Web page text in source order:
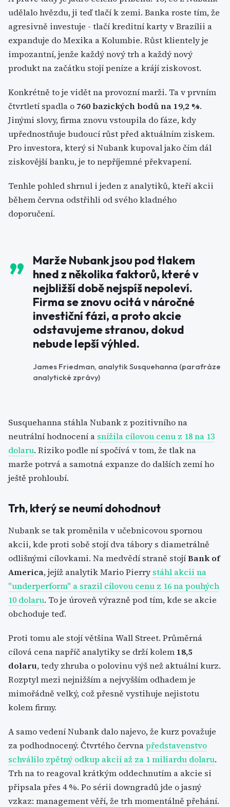
udělalo hvězdu, ji teď tlačí k zemi. Banka roste tím, že
agresivně investuje - tlačí kreditní karty v Brazílii a
expanduje do Mexika a Kolumbie. Růst klientely je
impozantní, jenže každý nový trh a každý nový
produkt na začátku stojí peníze a krájí ziskovost.
Konkrétně to je vidět na provozní marži. Ta v prvním
čtvrtletí spadla o 760 bazických bodů na 19,2 %.
Jinými slovy, firma znovu vstoupila do fáze, kdy
upřednostňuje budoucí růst před aktuálním ziskem.
Pro investora, který si Nubank kupoval jako čím dál
ziskovější banku, je to nepříjemné překvapení.
Tenhle pohled shrnul i jeden z analytiků, kteří akcii
během června odstřihli od svého kladného
doporučení.
Marže Nubank jsou pod tlakem
hned z několika faktorů, které v
nejbližší době nejspíš nepoleví.
Firma se znovu ocitá v náročné
investiční fázi, a proto akcie
odstavujeme stranou, dokud
nebude lepší výhled.
James Friedman, analytik Susquehanna (parafráze
analytické zprávy)
Susquehanna stáhla Nubank z pozitivního na
neutrální hodnocení a snížila cílovou cenu z 18 na 13
dolaru. Riziko podle ní spočívá v tom, že tlak na
marže potrvá a samotná expanze do dalších zemí ho
ještě prohloubí.
Trh, který se neumí dohodnout
Nubank se tak proměnila v učebnicovou spornou
akcii, kde proti sobě stojí dva tábory s diametrálně
odlišnými cílovkami. Na medvědí straně stojíBank of
America, jejíž analytik Mario Pierrystáhl akcii na
"underperform" a srazil cílovou cenu z 16 na pouhých
10 dolaru. To je úroveň výrazně pod tím, kde se akcie
obchoduje teď.
Proti tomu ale stojí většina Wall Street. Průměrná
cílová cena napříč analytiky se drží kolem 18,5
dolaru, tedy zhruba o polovinu výš než aktuální kurz.
Rozptyl mezi nejnižším a nejvyšším odhadem je
mimořádně velký, což přesně vystihuje nejistotu
kolem firmy.
A samo vedení Nubank dalo najevo, že kurz považuje
za podhodnocený. Čtvrtého červnapředstavenstvo
schválilo zpětný odkup akcií až za 1 miliardu dolaru.
Trh na to reagoval krátkým oddechnutím a akcie si
připsala přes 4 %. Po sérii downgradů jde o jasný
vzkaz: management věří, že trh momentálně přehání.